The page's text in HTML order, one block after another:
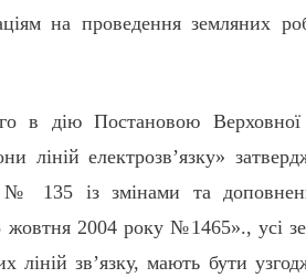
на проведення земляних
в дію Постановою
електрозв’язку»
135 із змінами та
жовтня 2004 року №1465»., усі
зв’язку, мають бути